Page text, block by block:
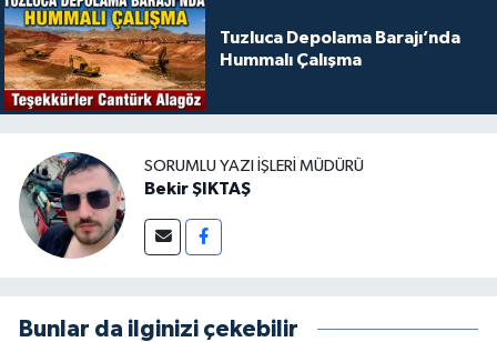
Tuzluca Depolama Barajı’nda
Hummalı Çalışma
SORUMLU YAZI İŞLERI MÜDÜRÜ
Bekir ŞIKTAŞ
Bunlar da ilginizi çekebilir